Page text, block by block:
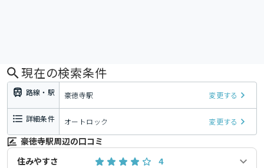
現在の検索条件
路線・駅 豪徳寺駅 変更する
詳細条件 オートロック 変更する
豪徳寺駅周辺の口コミ
住みやすさ
4